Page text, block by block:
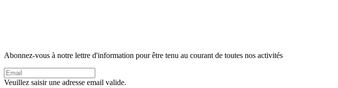
Abonnez-vous à notre lettre d'information pour être tenu au courant de toutes nos activités
Veuillez saisir une adresse email valide.